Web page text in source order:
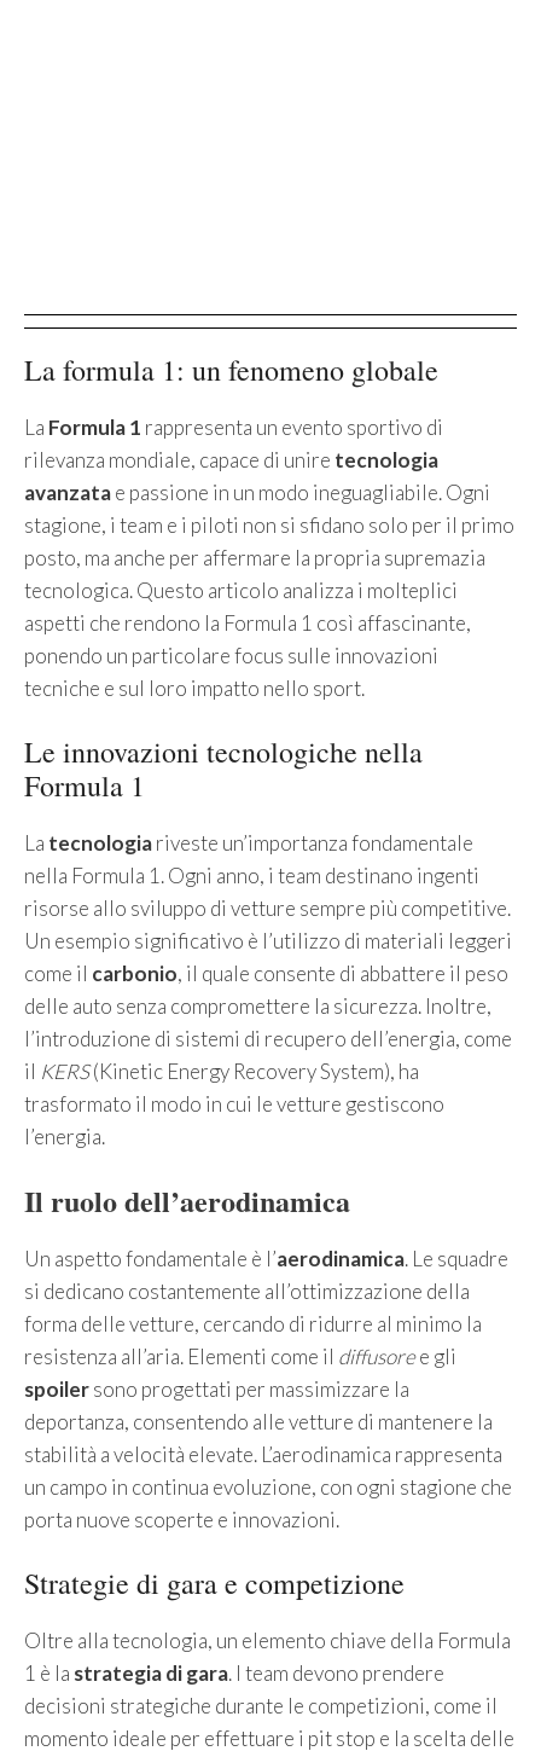
La formula 1: un fenomeno globale
La Formula 1 rappresenta un evento sportivo di
rilevanza mondiale, capace di unire tecnologia
avanzatae passione in un modo ineguagliabile. Ogni
stagione, i team e i piloti non si sfidano solo per il primo
posto, ma anche per affermare la propria supremazia
tecnologica. Questo articolo analizza i molteplici
aspetti che rendono la Formula 1 così affascinante,
ponendo un particolare focus sulle innovazioni
tecniche e sul loro impatto nello sport.
Le innovazioni tecnologiche nella
Formula 1
La tecnologiariveste un’importanza fondamentale
nella Formula 1. Ogni anno, i team destinano ingenti
risorse allo sviluppo di vetture sempre più competitive.
Un esempio significativo è l’utilizzo di materiali leggeri
come il carbonio, il quale consente di abbattere il peso
delle auto senza compromettere la sicurezza. Inoltre,
l’introduzione di sistemi di recupero dell’energia, come
il KERS(Kinetic Energy Recovery System), ha
trasformato il modo in cui le vetture gestiscono
l’energia.
Il ruolo dell’aerodinamica
Un aspetto fondamentale è l’aerodinamica. Le squadre
si dedicano costantemente all’ottimizzazione della
forma delle vetture, cercando di ridurre al minimo la
resistenza all’aria. Elementi come il diffusoree gli
spoilersono progettati per massimizzare la
deportanza, consentendo alle vetture di mantenere la
stabilità a velocità elevate. L’aerodinamica rappresenta
un campo in continua evoluzione, con ogni stagione che
porta nuove scoperte e innovazioni.
Strategie di gara e competizione
Oltre alla tecnologia, un elemento chiave della Formula
1 è la strategia di gara. I team devono prendere
decisioni strategiche durante le competizioni, come il
momento ideale per effettuare i pit stop e la scelta delle